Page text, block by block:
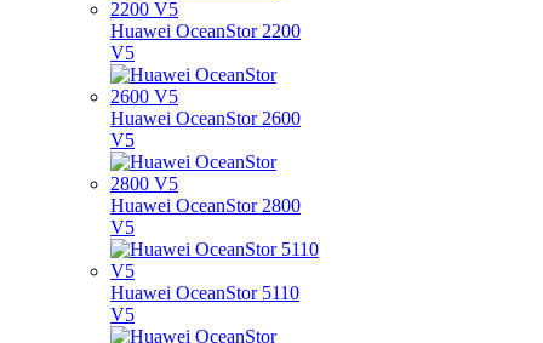
Huawei OceanStor 2200
V5
Huawei OceanStor 2600
V5
Huawei OceanStor 2800
V5
Huawei OceanStor 5110
V5